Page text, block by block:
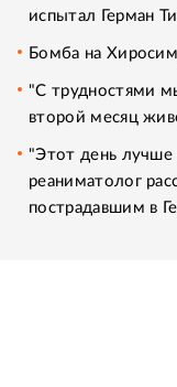
испытал Герман
Бомба на
"С трудностями
второй месяц
"Этот день лучше
реаниматолог
пострадавшим в